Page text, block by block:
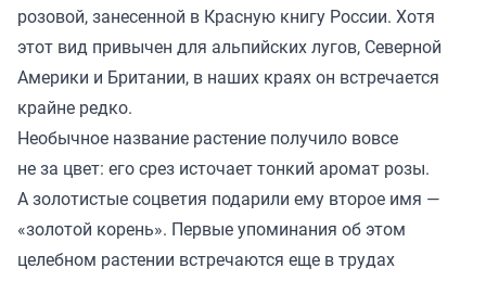
розовой, занесенной в Красную книгу России. Хотя
этот вид привычен для альпийских лугов, Северной
Америки и Британии, в наших краях он встречается
крайне редко.
Необычное название растение получило вовсе
не за цвет: его срез источает тонкий аромат розы.
А золотистые соцветия подарили ему второе имя —
«золотой корень». Первые упоминания об этом
целебном растении встречаются еще в трудах